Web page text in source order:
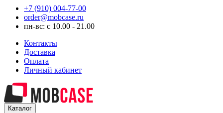
+7 (910) 004-77-00
order@mobcase.ru
пн-вс: с 10.00 - 21.00
Контакты
Доставка
Оплата
Личный кабинет
Каталог